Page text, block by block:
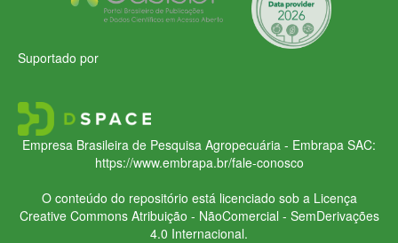
Suportado por
Empresa Brasileira de Pesquisa Agropecuária - Embrapa SAC:
https://www.embrapa.br/fale-conosco
O conteúdo do repositório está licenciado sob a Licença
Creative CommonsAtribuição - NãoComercial - SemDerivações
4.0 Internacional.